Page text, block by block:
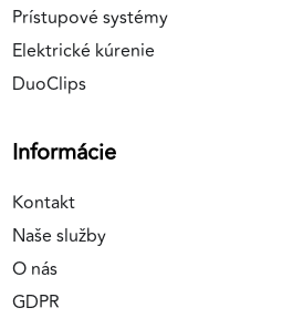
Prístupové systémy
Elektrické kúrenie
DuoClips
Informácie
Kontakt
Naše služby
O nás
GDPR